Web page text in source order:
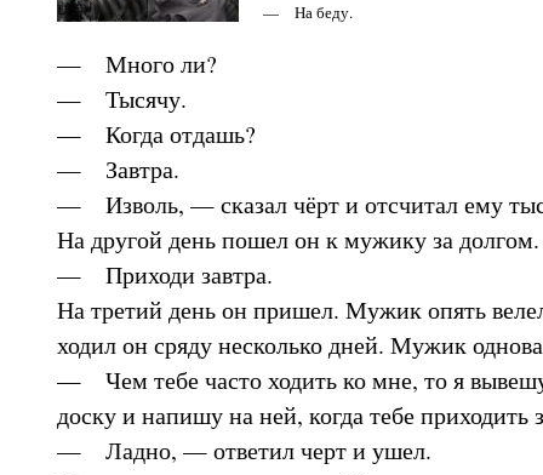
— На беду.
— Много ли?
— Тысячу.
— Когда отдашь?
— Завтра.
— Изволь, — сказал чёрт и отсчитал ему
На другой день пошел он к мужику за
— Приходи завтра.
На третий день он пришел. Мужик опять
ходил он сряду несколько дней. Мужик
— Чем тебе часто ходить ко мне, то я
доску и напишу на ней, когда тебе приходить
— Ладно, — ответил черт и ушел.